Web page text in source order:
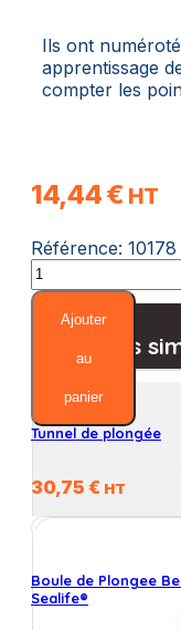
Ils ont
apprentissage
compter les
14,44€ HT
Référence: 10178
quantité
de
Lestés
Ajouter
au
panier
Produits
Tunnel de plongée
30,75 € HT
Boule de Plongee
Sealife®